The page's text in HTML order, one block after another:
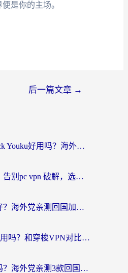
是你的主场。
后一篇文章 →
ChickCN和Unblock Youku好用吗？海外党亲测3款回国加速器，附iOS免费选择指南
海外党避坑指南：告别pc vpn 破解，选对回国加速器轻松访问国内资源
穿梭和海龟哪个好？海外党亲测回国加速器，附电脑免费VPN推荐
Quickback VPN好用吗？和穿梭VPN对比哪个回国效果更好？海外党必看的真实测评与选择指南
穿梭和快喵好用吗？海外党亲测3款回国加速器，附日本回国VPN避坑指南